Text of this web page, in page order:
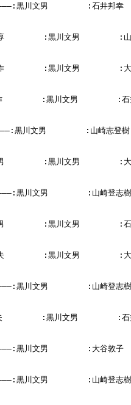
黒川文男        :石井邦幸
:黒川文男        :山
:黒川文男        :大
作        :黒川文男        :石
黒川文男        :山崎志登樹
:黒川文男        :大
黒川文男        :山崎登志樹
:黒川文男        :石
:黒川文男        :大
黒川文男        :山崎登志樹
夫        :黒川文男        :石
黒川文男        :大谷敦子
黒川文男        :山崎登志樹